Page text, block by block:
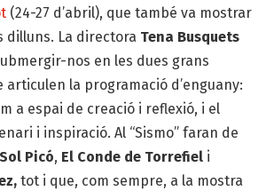
(24-27 d’abril), que també va mostrar
dilluns. La directora Tena Busquets
nos en les dues grans
articulen la programació d’enguany:
a espai de creació i reflexió, i el
i inspiració. Al “Sismo” faran de
Sol Picó, El Conde de Torrefiel i
tot i que, com sempre, a la mostra